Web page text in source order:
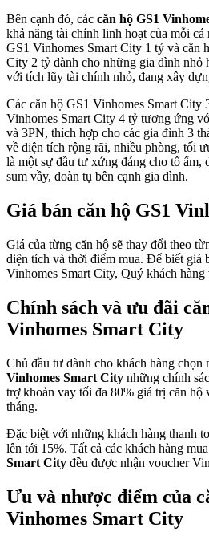
Bên cạnh đó, các căn hộ GS1
khả năng tài chính linh hoạt của mỗi
GS1 Vinhomes Smart City 1 tỷ và căn
City 2 tỷ dành cho những gia đình nhỏ
với tích lũy tài chính nhỏ, đang xây
Các căn hộ GS1 Vinhomes Smart City
Vinhomes Smart City 4 tỷ tương ứng
và 3PN, thích hợp cho các gia đình 3
về diện tích rộng rãi, nhiều phòng, tối
là một sự đầu tư xứng đáng cho tổ ấm,
sum vầy, đoàn tụ bên cạnh gia đình.
Giá bán căn hộ GS1
Giá của từng căn hộ sẽ thay đổi theo
diện tích và thời điểm mua. Để biết giá
Vinhomes Smart City, Quý khách
Chính sách và ưu đãi
Vinhomes Smart City
Chủ đầu tư dành cho khách hàng chọn
Vinhomes Smart City những chính
trợ khoản vay tối đa 80% giá trị căn hộ
tháng.
Đặc biệt với những khách hàng thanh
lên tới 15%. Tất cả các khách hàng mua
Smart City đều được nhận voucher
Ưu và nhược điểm của
Vinhomes Smart City